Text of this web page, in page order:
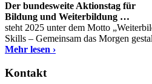
Der bundesweite Aktionstag für
Bildung und Weiterbildung …
steht 2025 unter dem Motto
Skills – Gemeinsam das Morgen
Mehr lesen ›
Kontakt